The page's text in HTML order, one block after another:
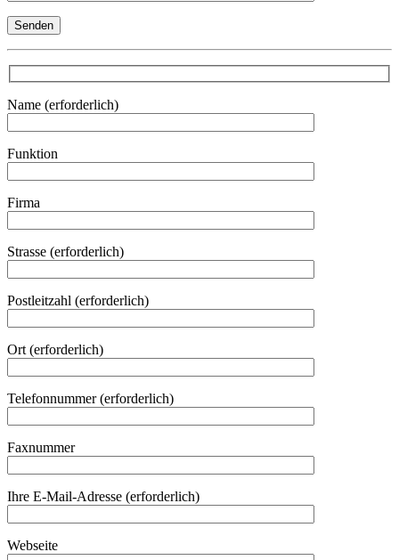
Name (erforderlich)
Funktion
Firma
Strasse (erforderlich)
Postleitzahl (erforderlich)
Ort (erforderlich)
Telefonnummer (erforderlich)
Faxnummer
Ihre E-Mail-Adresse (erforderlich)
Webseite